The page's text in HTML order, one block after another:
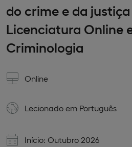
do crime e da
Licenciatura Online
Criminologia
Online
Lecionado em Português
Início: Outubro 2026